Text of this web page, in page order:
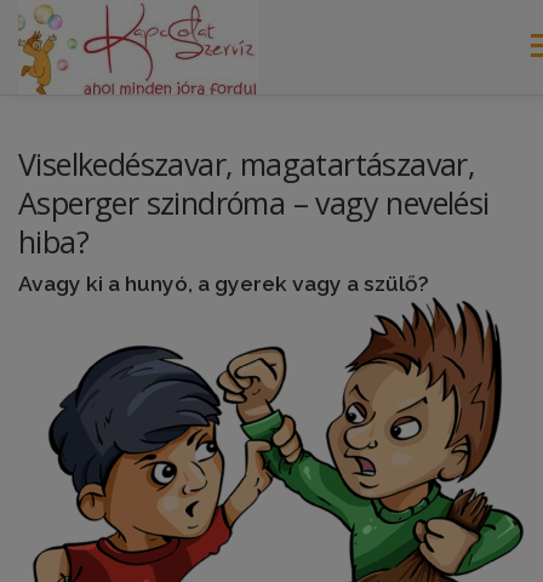
Tovább
tartalomhoz
MÓDSZEREIM
Viselkedészavar, magatartászavar,
Asperger szindróma – vagy nevelési
hiba?
Avagy ki a hunyó, a gyerek vagy a szülő?